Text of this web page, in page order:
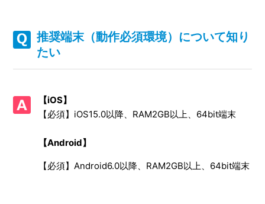
メールマガジンが届かなくなった
意見要望を送りたい
推奨端末（動作必須環境）について知り
たい
【iOS】
【必須】iOS15.0以降、RAM2GB以上、64bit端末
【Android】
【必須】Android6.0以降、RAM2GB以上、64bit端末